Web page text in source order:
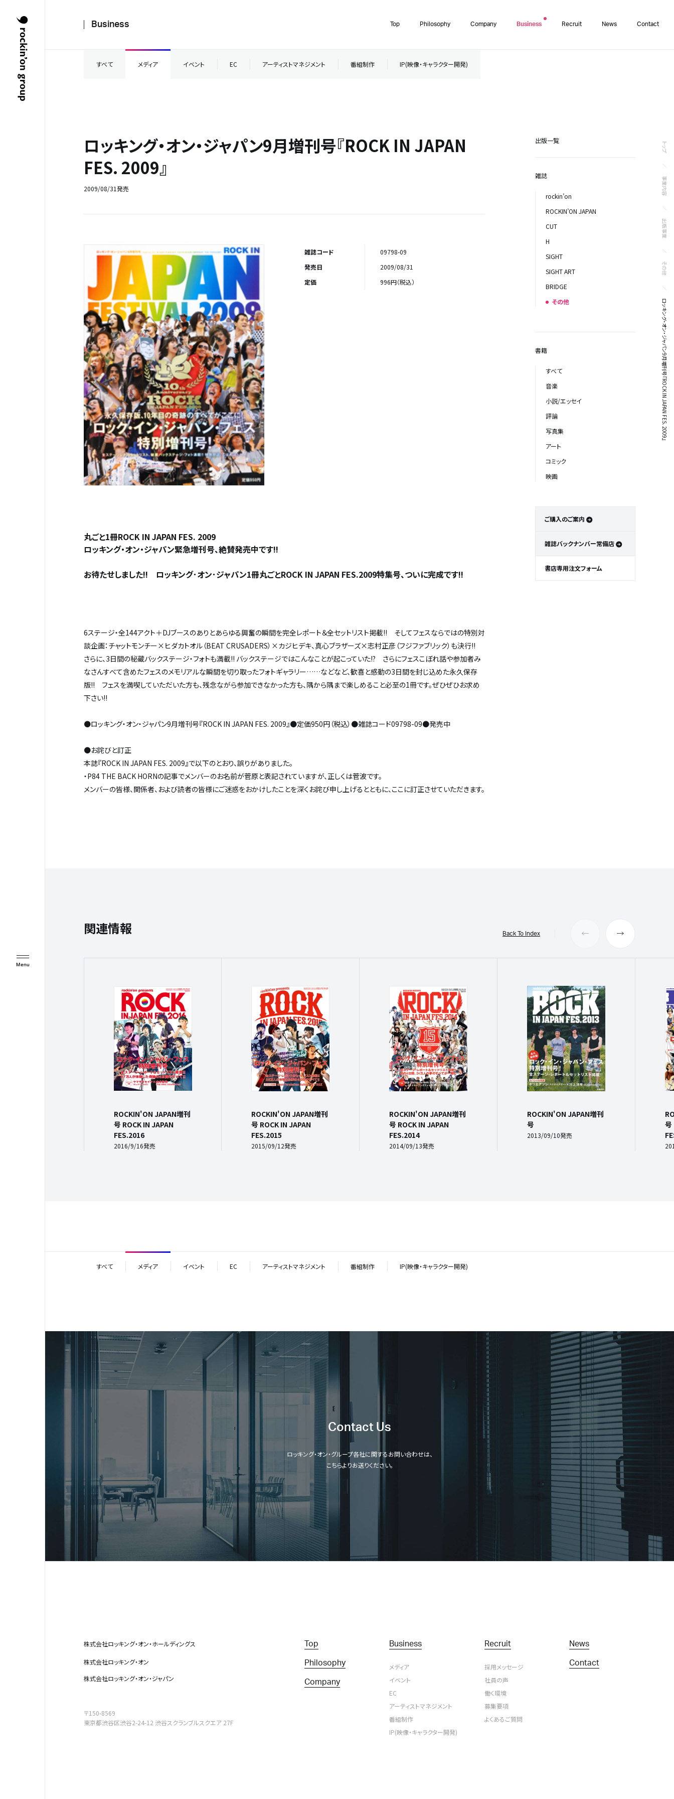
Top Philosophy Company Business Recruit News Contact
Business
トップ
事業内容
出版事業
その他
ロッキング・オン・ジャパン9月増刊号『ROCK IN JAPAN FES. 2009』
すべて メディア イベント EC アーティストマネジメント 番組制作 IP(映像・キャラクター開発)
ロッキング・オン・ジャパン9月増刊号『ROCK IN JAPAN
FES. 2009』
2009/08/31発売
雑誌コード
09798-09
発売日
2009/08/31
定価
996円（税込）
丸ごと1冊ROCK IN JAPAN FES. 2009
ロッキング・オン・ジャパン緊急増刊号、絶賛発売中です!!
お待たせしました!! ロッキング･オン･ジャパン1冊丸ごとROCK IN JAPAN FES.2009特集号、ついに完成です!!
6ステージ・全144アクト＋DJブースのありとあらゆる興奮の瞬間を完全レポート＆全セットリスト掲載!! そしてフェスならではの特別対
談企画：チャットモンチー×ヒダカトオル（BEAT CRUSADERS）×カジヒデキ、真心ブラザーズ×志村正彦（フジファブリック）も決行!!
さらに、3日間の秘蔵バックステージ・フォトも満載!! バックステージではこんなことが起こっていた!? さらにフェスこぼれ話や参加者み
なさんすべて含めたフェスのメモリアルな瞬間を切り取ったフォトギャラリー……などなど、歓喜と感動の3日間を封じ込めた永久保存
版!! フェスを満喫していただいた方も、残念ながら参加できなかった方も、隅から隅まで楽しめること必至の1冊です。ぜひぜひお求め
下さい!!
●ロッキング・オン・ジャパン9月増刊号『ROCK IN JAPAN FES. 2009』●定価950円（税込）●雑誌コード09798-09●発売中
●お詫びと訂正
本誌『ROCK IN JAPAN FES. 2009』で以下のとおり、誤りがありました。
・P84 THE BACK HORNの記事でメンバーのお名前が菅原と表記されていますが、正しくは菅波です。
メンバーの皆様、関係者、および読者の皆様にご迷惑をおかけしたことを深くお詫び申し上げるとともに、ここに訂正させていただきます。
出版一覧
雑誌
rockin’on
ROCKIN’ON JAPAN
CUT
H
SIGHT
SIGHT ART
BRIDGE
その他
書籍
すべて
音楽
小説/エッセイ
評論
写真集
アート
コミック
映画
ご購入のご案内
雑誌バックナンバー常備店
書店専用注文フォーム
関連情報 Back To Index
ROCKIN'ON JAPAN増刊
号 ROCK IN JAPAN
FES.2016
2016/9/16発売
ROCKIN'ON JAPAN増刊
号 ROCK IN JAPAN
FES.2015
2015/09/12発売
ROCKIN'ON JAPAN増刊
号 ROCK IN JAPAN
FES.2014
2014/09/13発売
ROCKIN'ON JAPAN増刊
号
2013/09/10発売
号
すべて メディア イベント EC アーティストマネジメント 番組制作 IP(映像・キャラクター開発)
Contact Us
ロッキング・オン・グループ各社に関するお問い合わせは、
こちらよりお送りください。
株式会社ロッキング・オン・ホールディングス
株式会社ロッキング・オン
株式会社ロッキング・オン・ジャパン
〒150-8569
東京都渋谷区渋谷2-24-12 渋谷スクランブルスクエア 27F
Top
Philosophy
Company
Business
メディア
イベント
EC
アーティストマネジメント
番組制作
IP(映像・キャラクター開発)
Recruit
採用メッセージ
社員の声
働く環境
募集要項
よくあるご質問
News
Contact